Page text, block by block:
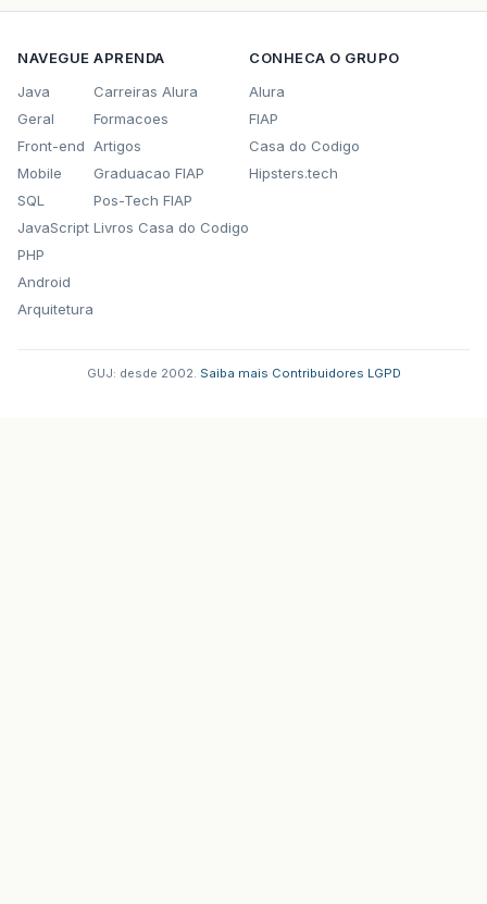
NAVEGUE
Java
Geral
Front-end
Mobile
SQL
JavaScript
PHP
Android
Arquitetura
APRENDA
Carreiras Alura
Formacoes
Artigos
Graduacao FIAP
Pos-Tech FIAP
Livros Casa do Codigo
CONHECA O GRUPO
Alura
FIAP
Casa do Codigo
Hipsters.tech
GUJ: desde 2002. Saiba mais Contribuidores LGPD